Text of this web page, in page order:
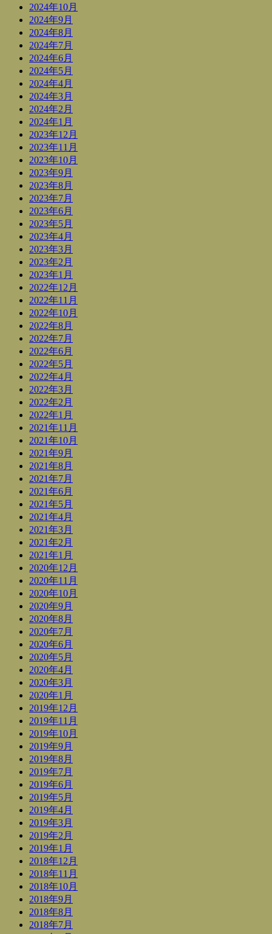
2024年10月
2024年9月
2024年8月
2024年7月
2024年6月
2024年5月
2024年4月
2024年3月
2024年2月
2024年1月
2023年12月
2023年11月
2023年10月
2023年9月
2023年8月
2023年7月
2023年6月
2023年5月
2023年4月
2023年3月
2023年2月
2023年1月
2022年12月
2022年11月
2022年10月
2022年8月
2022年7月
2022年6月
2022年5月
2022年4月
2022年3月
2022年2月
2022年1月
2021年11月
2021年10月
2021年9月
2021年8月
2021年7月
2021年6月
2021年5月
2021年4月
2021年3月
2021年2月
2021年1月
2020年12月
2020年11月
2020年10月
2020年9月
2020年8月
2020年7月
2020年6月
2020年5月
2020年4月
2020年3月
2020年1月
2019年12月
2019年11月
2019年10月
2019年9月
2019年8月
2019年7月
2019年6月
2019年5月
2019年4月
2019年3月
2019年2月
2019年1月
2018年12月
2018年11月
2018年10月
2018年9月
2018年8月
2018年7月